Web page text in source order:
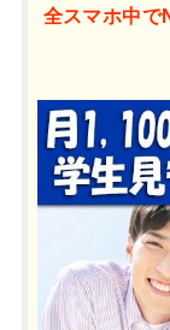
全スマホ中で